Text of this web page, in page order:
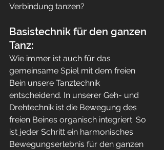
Verbindung tanzen?
Basistechnik für den ganzen
Tanz:
Wie immer ist auch für das
gemeinsame Spiel mit dem freien
Bein unsere Tanztechnik
entscheidend. In unserer Geh- und
Drehtechnik ist die Bewegung des
freien Beines organisch integriert. So
ist jeder Schritt ein harmonisches
Bewegungserlebnis für den ganzen